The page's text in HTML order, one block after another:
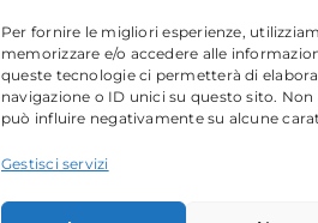
Per fornire le migliori esperienze,
memorizzare e/o accedere alle
queste tecnologie ci permetterà di
navigazione o ID unici su questo sito.
può influire negativamente su alcune
Gestisci servizi